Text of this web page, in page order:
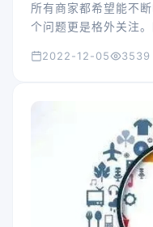
所有商家都希望能不
个问题更是格外关注
快速起步。
2022-12-05 3539